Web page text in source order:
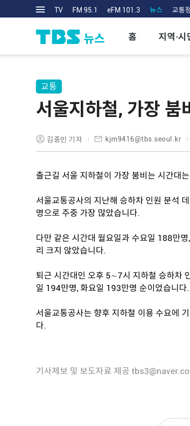
TV FM 95.1 eFM 101.3 뉴스 교통
홈 지역·시
교통
서울지하철, 가장 붐
김종민 기자 kjm9416@tbs.seoul.kr
출근길 서울 지하철이 가장 붐비는 시간대
서울교통공사의 지난해 승하차 인원 분석
명으로 주중 가장 많았습니다.
다만 같은 시간대 월요일과 수요일 188만
리 크지 않았습니다.
퇴근 시간대인 오후 5∼7시 지하철 승하차
일 194만명, 화요일 193만명 순이었습니다.
서울교통공사는 향후 지하철 이용 수요에
다.
기사제보 및 보도자료 제공